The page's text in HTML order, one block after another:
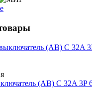
(АВ) C 32A 3P